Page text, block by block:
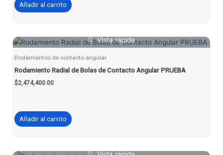
Añadir al carrito
Vista rápida
Rodamientos de contacto angular
Rodamiento Radial de Bolas de Contacto Angular PRUEBA
$2,474,400.00
Añadir al carrito